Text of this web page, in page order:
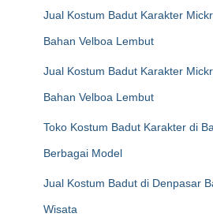
Jual Kostum Badut Karakter
Bahan Velboa Lembut
Jual Kostum Badut Karakter
Bahan Velboa Lembut
Toko Kostum Badut Karakter di
Berbagai Model
Jual Kostum Badut di Denpasar
Wisata